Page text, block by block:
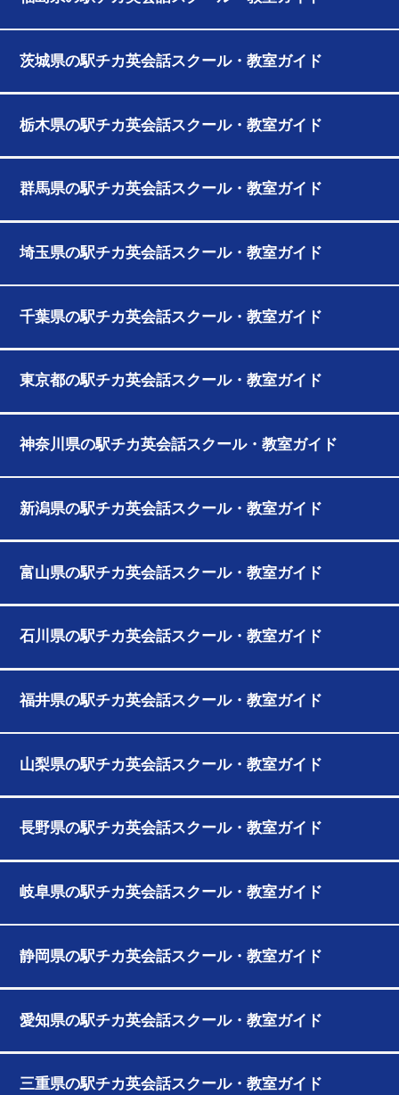
茨城県の駅チカ英会話スクール・教室ガイド
栃木県の駅チカ英会話スクール・教室ガイド
群馬県の駅チカ英会話スクール・教室ガイド
埼玉県の駅チカ英会話スクール・教室ガイド
千葉県の駅チカ英会話スクール・教室ガイド
東京都の駅チカ英会話スクール・教室ガイド
神奈川県の駅チカ英会話スクール・教室ガイド
新潟県の駅チカ英会話スクール・教室ガイド
富山県の駅チカ英会話スクール・教室ガイド
石川県の駅チカ英会話スクール・教室ガイド
福井県の駅チカ英会話スクール・教室ガイド
山梨県の駅チカ英会話スクール・教室ガイド
長野県の駅チカ英会話スクール・教室ガイド
岐阜県の駅チカ英会話スクール・教室ガイド
静岡県の駅チカ英会話スクール・教室ガイド
愛知県の駅チカ英会話スクール・教室ガイド
三重県の駅チカ英会話スクール・教室ガイド